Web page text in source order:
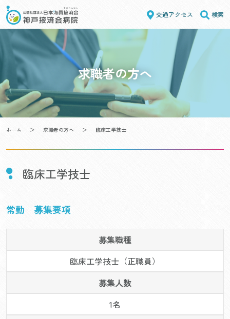
Skip
to
content
交通アクセス 検索
求職者の方へ
ホーム ＞ 求職者の方へ ＞ 臨床工学技士
臨床工学技士
常勤 募集要項
募集職種
臨床工学技士（正職員）
募集人数
1名